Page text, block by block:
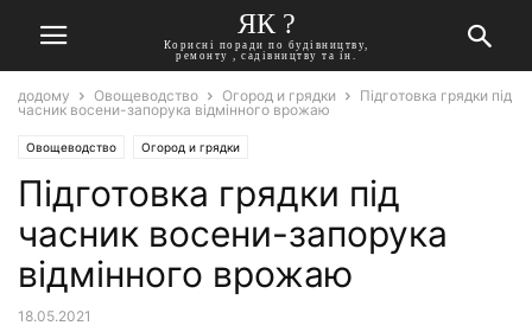
ЯК ?
Корисні поради по будівництву,
ремонту , садівництву та ін.
додому Овощеводство Огород и грядки
Підготовка грядки під
часник восени-запорука відмінного врожаю
Овощеводство Огород и грядки
Підготовка грядки під
часник восени-запорука
відмінного врожаю
18.05.2021